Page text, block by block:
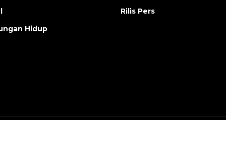
Hidup
Rilis Pers